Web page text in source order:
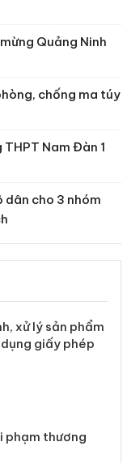
Quảng Ninh
chống ma túy
Nam Đàn 1
dân cho 3 nhóm
xử lý sản phẩm
giấy phép
phạm thương